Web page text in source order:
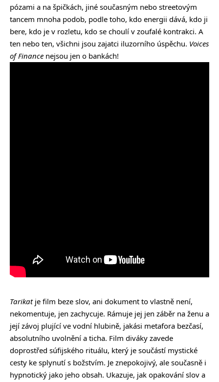
pózami a na špičkách, jiné současným nebo streetovým
tancem mnoha podob, podle toho, kdo energii dává, kdo ji
bere, kdo je v rozletu, kdo se choulí v zoufalé kontrakci. A
ten nebo ten, všichni jsou zajatci iluzorního úspěchu. Voices
of Finance nejsou jen o bankách!
Tarikatje film beze slov, ani dokument to vlastně není,
nekomentuje, jen zachycuje. Rámuje jej jen záběr na ženu a
její závoj plující ve vodní hlubině, jakási metafora bezčasí,
absolutního uvolnění a ticha. Film diváky zavede
doprostřed súfijského rituálu, který je součástí mystické
cesty ke splynutí s božstvím. Je znepokojivý, ale současně i
hypnotický jako jeho obsah. Ukazuje, jak opakování slov a